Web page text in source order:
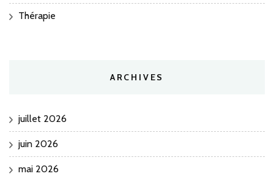
Thérapie
ARCHIVES
juillet 2026
juin 2026
mai 2026